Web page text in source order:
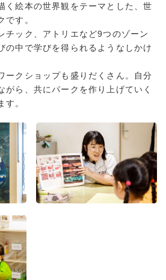
く絵本の世界観をテーマとした、世
です。
チック、アトリエなど9つのゾーン
の中で学びを得られるようなしかけ
ークショップも盛りだくさん。自分
がら、共にパークを作り上げていく
す。